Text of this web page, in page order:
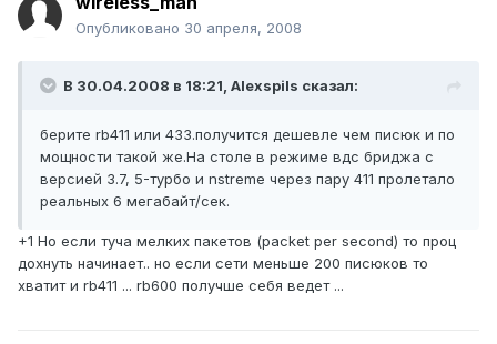
Опубликовано 30 апреля, 2008
В 30.04.2008 в 18:21, Alexspils сказал:
берите rb411 или 433.получится дешевле чем писюк и по
мощности такой же.На столе в режиме вдс бриджа с
версией 3.7, 5-турбо и nstreme через пару 411 пролетало
реальных 6 мегабайт/сек.
+1 Но если туча мелких пакетов (packet per second) то проц
дохнуть начинает.. но если сети меньше 200 писюков то
хватит и rb411 ... rb600 получше себя ведет ...